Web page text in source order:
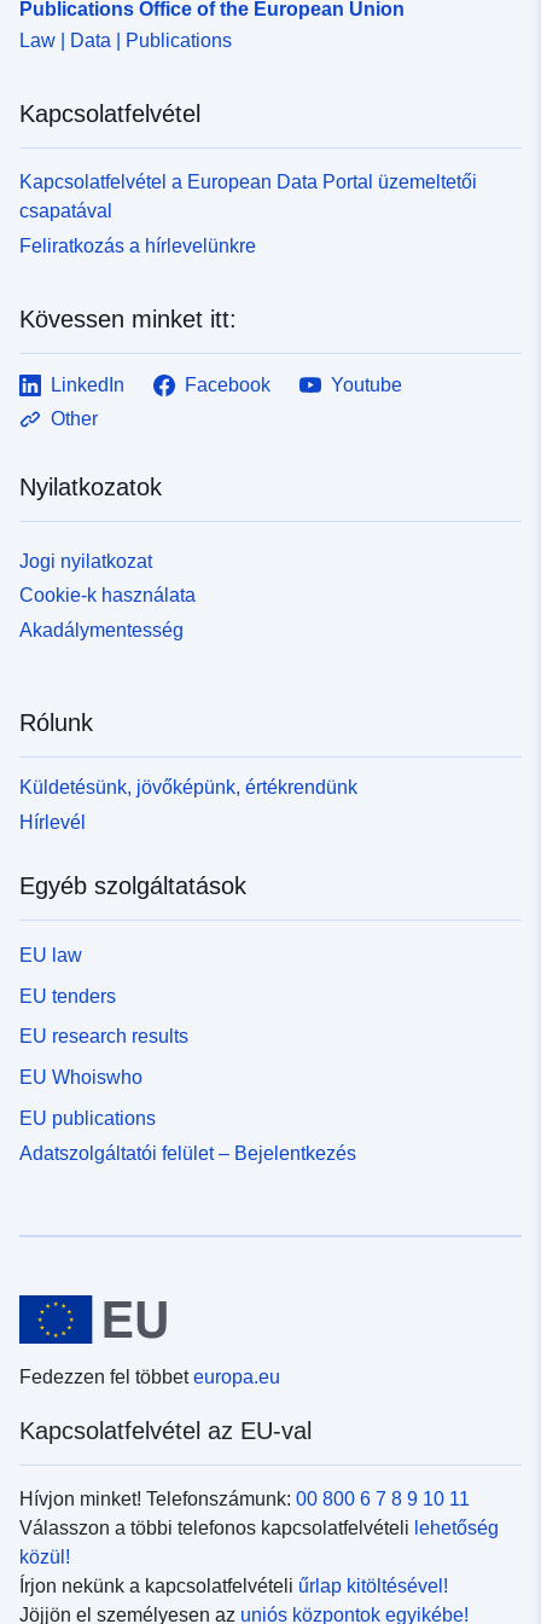
Publications Office of the European Union
Law | Data | Publications
Kapcsolatfelvétel
Kapcsolatfelvétel a European Data Portal üzemeltetői
csapatával
Feliratkozás a hírlevelünkre
Kövessen minket itt:
LinkedIn Facebook
Youtube
Other
Nyilatkozatok
Jogi nyilatkozat
Cookie-k használata
Akadálymentesség
Rólunk
Küldetésünk, jövőképünk, értékrendünk
Hírlevél
Egyéb szolgáltatások
EU law
EU tenders
EU research results
EU Whoiswho
EU publications
Adatszolgáltatói felület – Bejelentkezés
Fedezzen fel többeteuropa.eu
Kapcsolatfelvétel az EU-val
Hívjon minket! Telefonszámunk: 00 800 6 7 8 9 10 11
Válasszon a többi telefonos kapcsolatfelvételi lehetőség
közül!
Írjon nekünk a kapcsolatfelvételi űrlap kitöltésével!
Jöjjön el személyesen az uniós központok egyikébe!